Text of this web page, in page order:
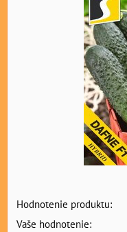
Hodnotenie produktu:
Vaše hodnotenie: